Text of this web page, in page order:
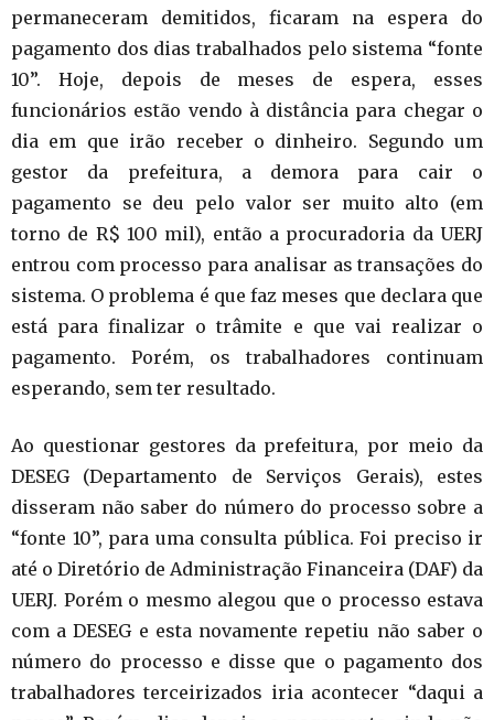
permaneceram demitidos, ficaram na espera do
pagamento dos dias trabalhados pelo sistema “fonte
10”. Hoje, depois de meses de espera, esses
funcionários estão vendo à distância para chegar o
dia em que irão receber o dinheiro. Segundo um
gestor da prefeitura, a demora para cair o
pagamento se deu pelo valor ser muito alto (em
torno de R$ 100 mil), então a procuradoria da UERJ
entrou com processo para analisar as transações do
sistema. O problema é que faz meses que declara que
está para finalizar o trâmite e que vai realizar o
pagamento. Porém, os trabalhadores continuam
esperando, sem ter resultado.
Ao questionar gestores da prefeitura, por meio da
DESEG (Departamento de Serviços Gerais), estes
disseram não saber do número do processo sobre a
“fonte 10”, para uma consulta pública. Foi preciso ir
até o Diretório de Administração Financeira (DAF) da
UERJ. Porém o mesmo alegou que o processo estava
com a DESEG e esta novamente repetiu não saber o
número do processo e disse que o pagamento dos
trabalhadores terceirizados iria acontecer “daqui a